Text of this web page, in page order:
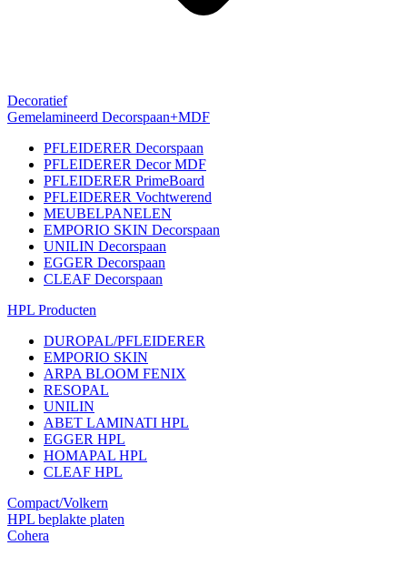
Decoratief
Gemelamineerd Decorspaan+MDF
PFLEIDERER Decorspaan
PFLEIDERER Decor MDF
PFLEIDERER PrimeBoard
PFLEIDERER Vochtwerend
MEUBELPANELEN
EMPORIO SKIN Decorspaan
UNILIN Decorspaan
EGGER Decorspaan
CLEAF Decorspaan
HPL Producten
DUROPAL/PFLEIDERER
EMPORIO SKIN
ARPA BLOOM FENIX
RESOPAL
UNILIN
ABET LAMINATI HPL
EGGER HPL
HOMAPAL HPL
CLEAF HPL
Compact/Volkern
HPL beplakte platen
Cohera